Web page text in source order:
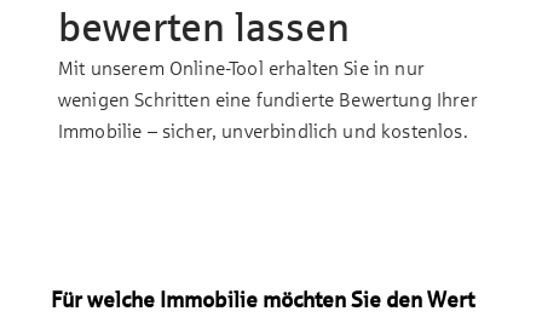
bewerten lassen
Mit unserem Online-Tool erhalten Sie in nur
wenigen Schritten eine fundierte Bewertung Ihrer
Immobilie – sicher, unverbindlich und kostenlos.
Für welche Immobilie möchten Sie den Wert